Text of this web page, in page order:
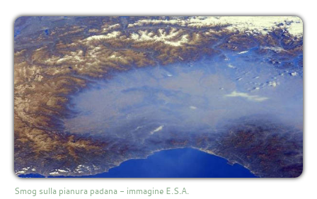
Smog sulla pianura padana - immagine E.S.A.